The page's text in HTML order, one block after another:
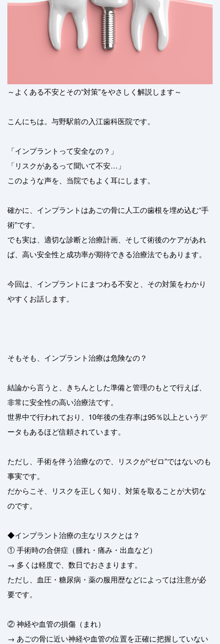
～よくある不安とその“対策”をやさしく解説します～
こんにちは。与野駅前の入江歯科医院です。
「インプラントって安全なの？」
「リスクがあるって聞いて不安…」
このような声を、当院でもよく耳にします。
確かに、インプラントはあごの骨に人工の歯根を埋め込む“手
術”です。
でも実は、適切な診断と治療計画、そして術後のケアがあれ
ば、高い安全性と成功率が期待できる治療法でもあります。
今回は、インプラントにまつわる不安と、その対策をわかり
やすくお話します。
そもそも、インプラント治療は危険なの？
結論から言うと、きちんとした準備と管理のもとで行えば、
非常に安全性の高い治療法です。
世界中で行われており、10年後の生存率は95％以上というデ
ータもあるほど信頼されています。
ただし、手術を伴う治療なので、リスクが“ゼロ”ではないのも
事実です。
だからこそ、リスクを正しく知り、対策を取ることが大切な
のです。
◆インプラント治療の主なリスクとは？
① 手術時の合併症（腫れ・痛み・出血など）
→ 多くは軽度で、数日でおさまります。
ただし、血圧・糖尿病・薬の服用歴などによっては注意が必
要です。
② 神経や血管の損傷（まれ）
→ あごの骨に近い神経や血管の位置を正確に把握していない